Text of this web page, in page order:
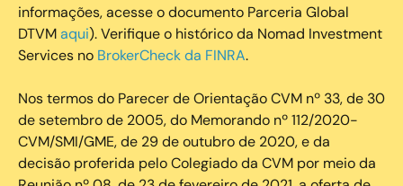
informações, acesse o documento Parceria Global
DTVMaqui). Verifique o histórico da Nomad Investment
Services no BrokerCheck da FINRA.
Nos termos do Parecer de Orientação CVM nº 33, de 30
de setembro de 2005, do Memorando nº 112/2020-
CVM/SMI/GME, de 29 de outubro de 2020, e da
decisão proferida pelo Colegiado da CVM por meio da